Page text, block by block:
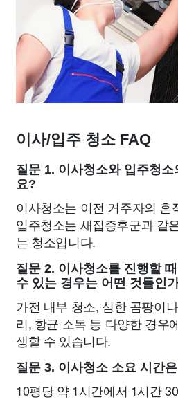
이사/입주 청소 FAQ
질문 1. 이사청소와 입주청
요?
이사청소는 이전 거주자의 흔
입주청소는 새집증후군과 같
는 청소입니다.
질문 2. 이사청소를 진행할
수 있는 경우는 어떤 것들인
가전 내부 청소, 심한 곰팡이
리, 항균 소독 등 다양한 경우
생할 수 있습니다.
질문 3. 이사청소 소요 시간
10평당 약 1시간에서 1시간